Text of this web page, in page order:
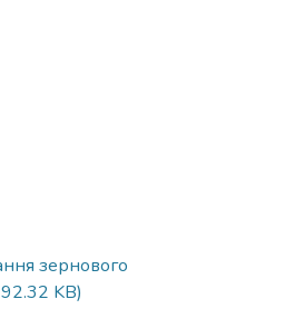
зернового
KB)